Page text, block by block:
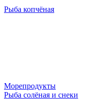
Рыба копчёная
Морепродукты
Рыба солёная и снеки